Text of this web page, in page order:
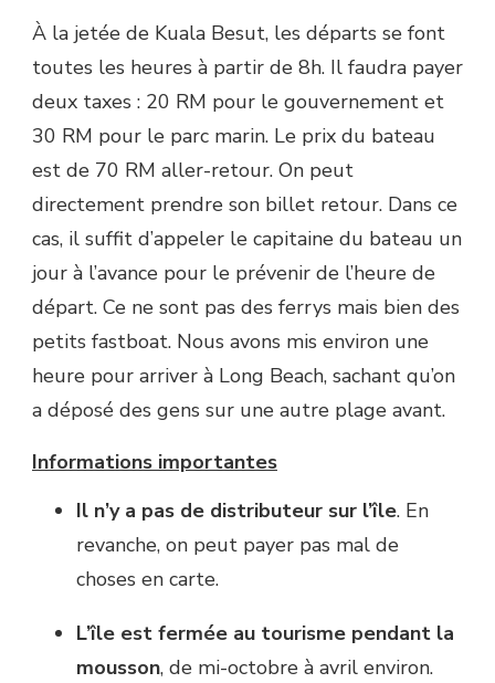
À la jetée de Kuala Besut, les départs se font
toutes les heures à partir de 8h. Il faudra payer
deux taxes : 20 RM pour le gouvernement et
30 RM pour le parc marin. Le prix du bateau
est de 70 RM aller-retour. On peut
directement prendre son billet retour. Dans ce
cas, il suffit d’appeler le capitaine du bateau un
jour à l’avance pour le prévenir de l’heure de
départ. Ce ne sont pas des ferrys mais bien des
petits fastboat. Nous avons mis environ une
heure pour arriver à Long Beach, sachant qu’on
a déposé des gens sur une autre plage avant.
Informations importantes
Il n’y a pas de distributeur sur l’île. En
revanche, on peut payer pas mal de
choses en carte.
L’île est fermée au tourisme pendant la
mousson, de mi-octobre à avril environ.